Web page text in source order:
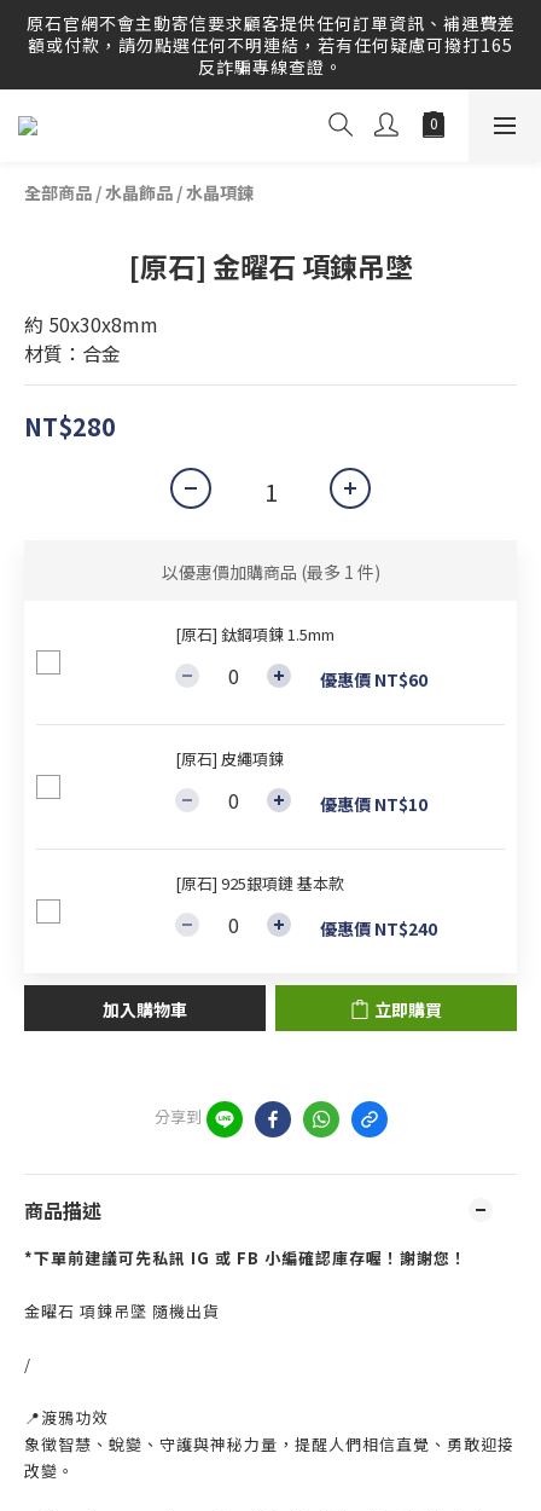
原石官網提供刷卡分期服務，歡迎多多利用！運送範圍：可配
送至全球 Worldwide Delivery！
原石官網不會主動寄信要求顧客提供任何訂單資訊、補運費差
額或付款，請勿點選任何不明連結，若有任何疑慮可撥打165
反詐騙專線查證。
原石官網提供刷卡分期服務，歡迎多多利用！運送範圍：可配
全部商品 /水晶飾品 /水晶項鍊
[原石] 金曜石 項鍊吊墜
約 50x30x8mm
材質：合金
NT$280
以優惠價加購商品 (最多 1 件)
[原石] 鈦鋼項鍊 1.5mm
優惠價 NT$60
[原石] 皮繩項鍊
優惠價 NT$10
[原石] 925銀項鏈 基本款
優惠價 NT$240
加入購物車 立即購買
分享到
商品描述
*下單前建議可先私訊 IG 或 FB 小編確認庫存喔！謝謝您！
金曜石 項鍊吊墜 隨機出貨
/
📍渡鴉功效
象徵智慧、蛻變、守護與神秘力量，提醒人們相信直覺、勇敢迎接
改變。